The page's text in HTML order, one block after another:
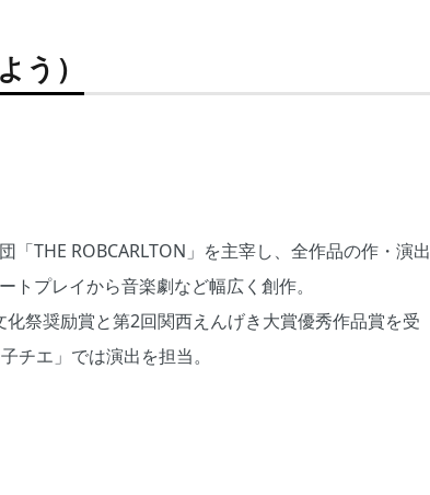
う）
THE ROBCARLTON」を主宰し、全作品の作・演出
プレイから音楽劇など幅広く創作。
祭奨励賞と第2回関西えんげき大賞優秀作品賞を受
チエ」では演出を担当。